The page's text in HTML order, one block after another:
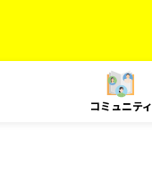
コミュニティ